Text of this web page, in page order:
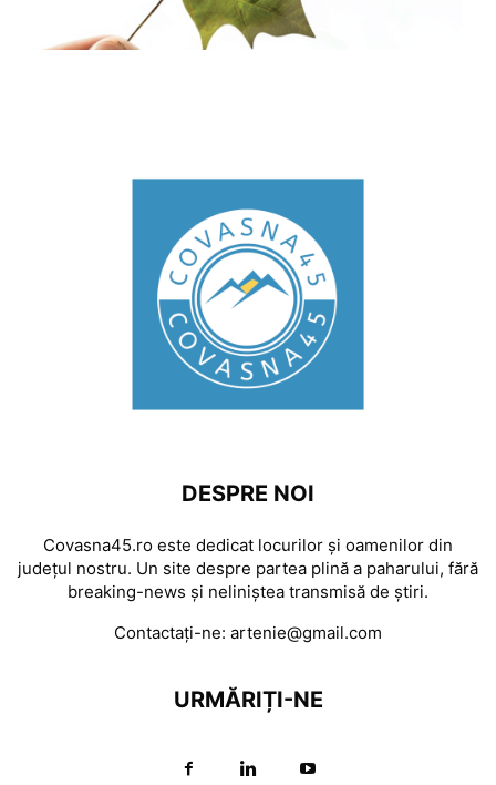
DESPRE NOI
Covasna45.ro este dedicat locurilor și oamenilor din
județul nostru. Un site despre partea plină a paharului, fără
breaking-news și neliniștea transmisă de știri.
Contactați-ne: artenie@gmail.com
URMĂRIȚI-NE